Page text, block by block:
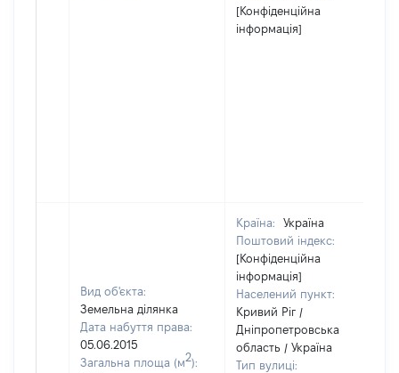
[Конфіденційна
інформація]
Вид об'єкта:
Земельна ділянка
Дата набуття права:
05.06.2015
Загальна площа (м2):
Країна:
Україна
Поштовий індекс:
[Конфіденційна
інформація]
Населений пункт:
Кривий Ріг /
Дніпропетровська
область / Україна
Тип вулиці: